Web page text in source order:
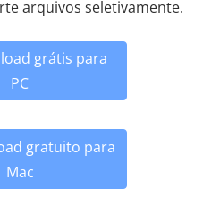
arquivos seletivamente.
grátis para
PC
gratuito para
Mac